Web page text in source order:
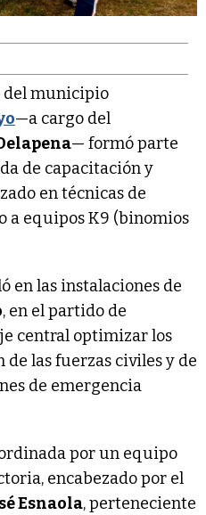
del municipio
—a cargo del
— formó parte
de capacitación y
en técnicas de
a equipos K9 (binomios
en las instalaciones de
, en el partido de
central optimizar los
las fuerzas civiles y de
de emergencia
por un equipo
encabezado por el
Esnaola, perteneciente